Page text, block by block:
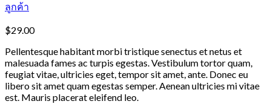
ลูกค้า
$29.00
Pellentesque habitant morbi tristique senectus et netus et
malesuada fames ac turpis egestas. Vestibulum tortor quam,
feugiat vitae, ultricies eget, tempor sit amet, ante. Donec eu
libero sit amet quam egestas semper. Aenean ultricies mi vitae
est. Mauris placerat eleifend leo.